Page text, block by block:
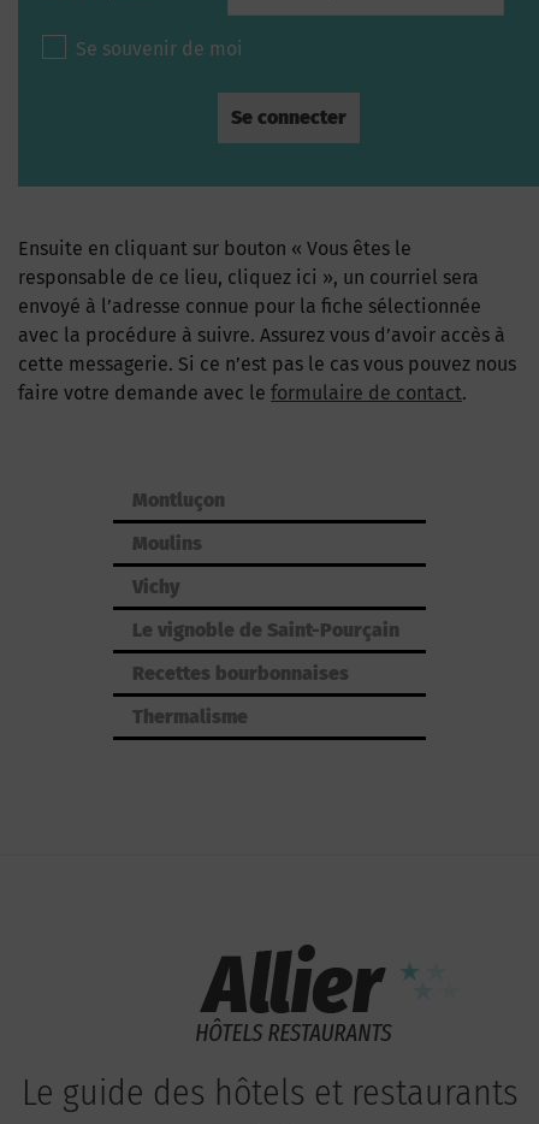
Se souvenir de moi
Ensuite en cliquant sur bouton « Vous êtes le
responsable de ce lieu, cliquez ici », un courriel sera
envoyé à l’adresse connue pour la fiche sélectionnée
avec la procédure à suivre. Assurez vous d’avoir accès à
cette messagerie. Si ce n’est pas le cas vous pouvez nous
faire votre demande avec le formulaire de contact.
Montluçon
Moulins
Vichy
Le vignoble de Saint-Pourçain
Recettes bourbonnaises
Thermalisme
Le guide des hôtels et restaurants